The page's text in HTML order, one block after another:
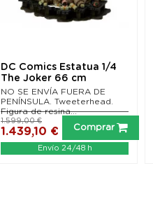
DC Comics Estatua 1/4
The Joker 66 cm
NO SE ENVÍA FUERA DE
PENÍNSULA. Tweeterhead.
Figura de resina...
1.439,10 €
1.599,00 €
Comprar
Envío 24/48 h